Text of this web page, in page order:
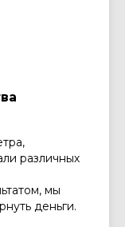
различных
мы
деньги.